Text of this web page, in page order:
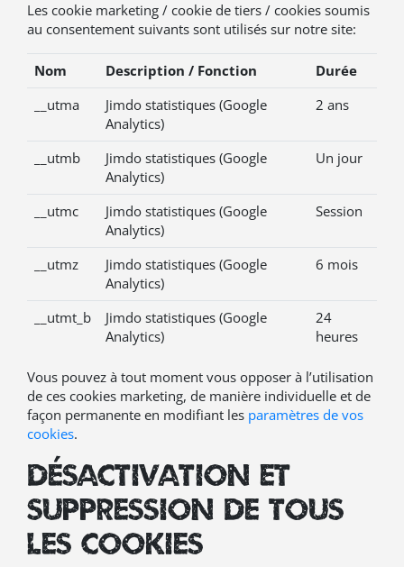
Les cookie marketing / cookie de tiers / cookies soumis
au consentement suivants sont utilisés sur notre site:
Nom Description / Fonction
Durée
__utma
Jimdo statistiques (Google
Analytics)
2 ans
__utmb
Jimdo statistiques (Google
Analytics)
Un jour
__utmc
Jimdo statistiques (Google
Analytics)
Session
__utmz
Jimdo statistiques (Google
Analytics)
6 mois
__utmt_b
Jimdo statistiques (Google
Analytics)
24
heures
Vous pouvez à tout moment vous opposer à l’utilisation
de ces cookies marketing, de manière individuelle et de
façon permanente en modifiant les paramètres de vos
cookies.
Désactivation et
suppression de tous
les cookies